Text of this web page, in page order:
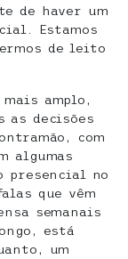
de haver um
Estamos
de leito
amplo,
as decisões
com
algumas
presencial no
que vêm
semanais
está
um